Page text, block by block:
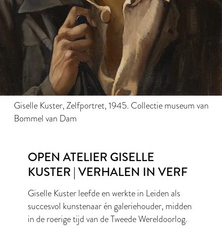
Giselle Kuster, Zelfportret, 1945. Collectie museum van
Bommel van Dam
OPEN ATELIER GISELLE
KUSTER | VERHALEN IN VERF
Giselle Kuster leefde en werkte in Leiden als
succesvol kunstenaar én galeriehouder, midden
in de roerige tijd van de Tweede Wereldoorlog.